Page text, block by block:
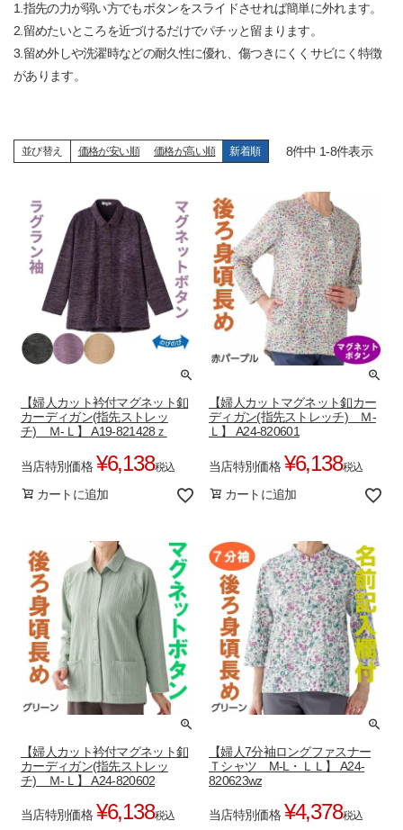
1.指先の力が弱い方でもボタンをスライドさせれば簡単に外れます。
2.留めたいところを近づけるだけでパチッと留まります。
3.留め外しや洗濯時などの耐久性に優れ、傷つきにくくサビにく特徴
があります。
並び替え 価格が安い順 価格が高い順 新着順 8件中 1-8件表示
【婦人カット衿付マグネット釦
カーディガン(指先ストレッ
チ) Ｍ-Ｌ】 A19-821428ｚ
当店特別価格 ¥6,138税込
カートに追加
【婦人カットマグネット釦カー
ディガン(指先ストレッチ) Ｍ-
Ｌ】 A24-820601
当店特別価格 ¥6,138税込
カートに追加
【婦人カット衿付マグネット釦
カーディガン(指先ストレッ
チ) Ｍ-Ｌ】 A24-820602
当店特別価格 ¥6,138税込
【婦人7分袖ロングファスナー
Ｔシャツ M-L・ＬＬ】 A24-
820623wz
当店特別価格 ¥4,378税込